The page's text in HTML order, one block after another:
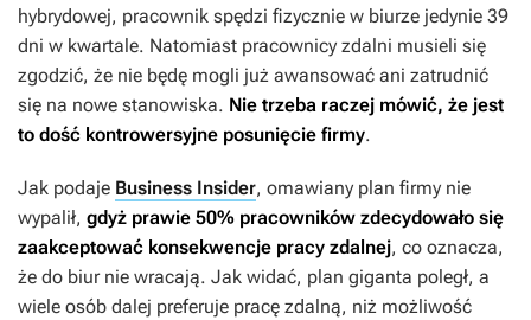
hybrydowej, pracownik spędzi fizycznie w biurze jedynie 39
dni w kwartale. Natomiast pracownicy zdalni musieli się
zgodzić, że nie będę mogli już awansować ani zatrudnić
się na nowe stanowiska. Nie trzeba raczej mówić, że jest
to dość kontrowersyjne posunięcie firmy.
Jak podaje Business Insider, omawiany plan firmy nie
wypalił, gdyż prawie 50% pracowników zdecydowało się
zaakceptować konsekwencje pracy zdalnej, co oznacza,
że do biur nie wracają. Jak widać, plan giganta poległ, a
wiele osób dalej preferuje pracę zdalną, niż możliwość